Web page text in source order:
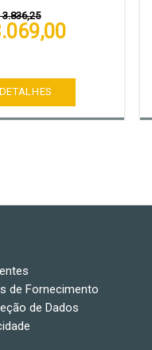
3.836,25
de Fornecimento
de Dados